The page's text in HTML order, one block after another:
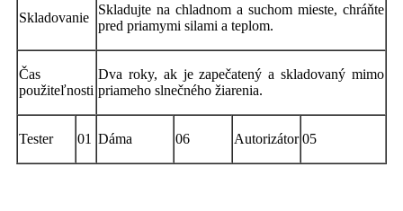
Skladovanie
Skladujte na chladnom a suchom mieste, chráňte
pred priamymi silami a teplom.
Čas
použiteľnosti
Dva roky, ak je zapečatený a skladovaný mimo
priameho slnečného žiarenia.
Tester 01 Dáma 06 Autorizátor 05